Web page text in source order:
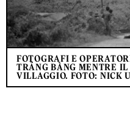
FOTOGRAFI E
TRẢNG BÀNG MENTRE
VILLAGGIO. FOTO: NICK